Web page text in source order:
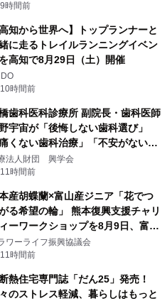
Lab
9時間前
高知から世界へ】トップランナーと
に走るトレイルランニングイベン
を高知で8月29日（土）開催
10時間前
歯科医科診療所 副院長・歯科医師
宇宙が「後悔しない歯科選び」
痛くない歯科治療」「不安がない治
画」をテーマに専門監修
法人財団 興学会
11時間前
産胡蝶蘭×富山産ジニア「花でつ
る希望の輪」 熊本復興支援チャリ
ーワークショップを8月9日、富
射水で開催
ワーライフ振興協議会
11時間前
熱住宅専門誌「だん25」発売！
のストレス軽減、暮らしはもっと